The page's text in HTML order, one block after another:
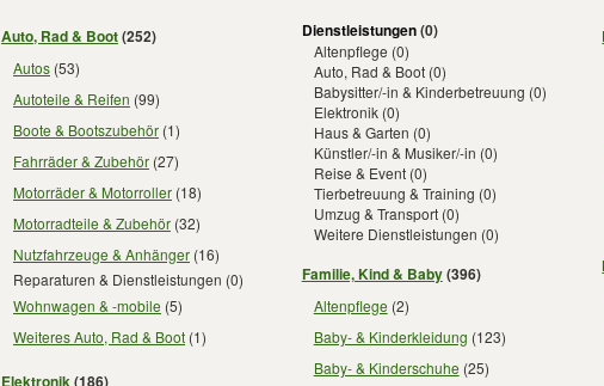
Auto, Rad & Boot(252)
Autos (53)
Autoteile & Reifen (99)
Boote & Bootszubehör (1)
Fahrräder & Zubehör (27)
Motorräder & Motorroller (18)
Motorradteile & Zubehör (32)
Nutzfahrzeuge & Anhänger (16)
Reparaturen & Dienstleistungen (0)
Wohnwagen & -mobile (5)
Weiteres Auto, Rad & Boot (1)
Elektronik (186)
Dienstleistungen(0)
Altenpflege (0)
Auto, Rad & Boot(0)
Babysitter/-in & Kinderbetreuung (0)
Elektronik(0)
Haus & Garten (0)
Künstler/-in & Musiker/-in (0)
Reise & Event(0)
Tierbetreuung & Training (0)
Umzug & Transport(0)
Weitere Dienstleistungen (0)
Familie, Kind & Baby(396)
Altenpflege (2)
Baby- & Kinderkleidung (123)
Baby- & Kinderschuhe (25)